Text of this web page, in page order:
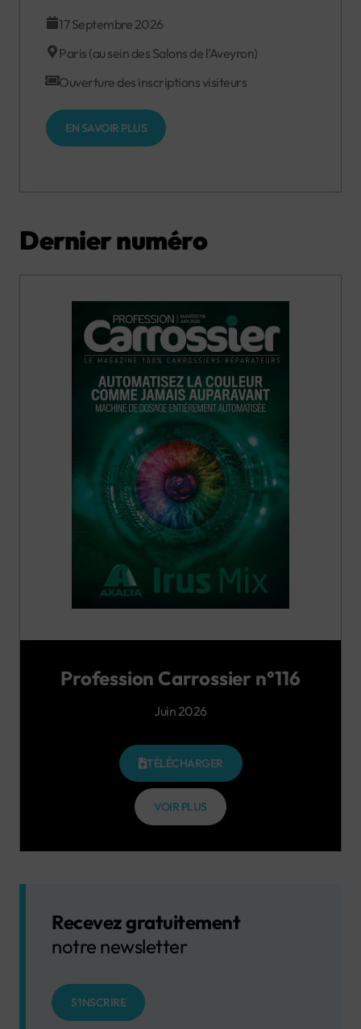
17 Septembre 2026
Paris (au sein des Salons de l’Aveyron)
Ouverture des inscriptions visiteurs
EN SAVOIR PLUS
Dernier numéro
Profession Carrossier n°116
Juin 2026
TÉLÉCHARGER
VOIR PLUS
Recevez gratuitement
notre newsletter
S'INSCRIRE